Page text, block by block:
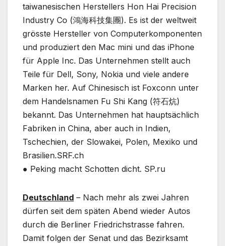
taiwanesischen Herstellers Hon Hai Precision
Industry Co (鴻海科技集團). Es ist der weltweit
grösste Hersteller von Computerkomponenten
und produziert den Mac mini und das iPhone
für Apple Inc. Das Unternehmen stellt auch
Teile für Dell, Sony, Nokia und viele andere
Marken her. Auf Chinesisch ist Foxconn unter
dem Handelsnamen Fu Shi Kang (符石炕)
bekannt. Das Unternehmen hat hauptsächlich
Fabriken in China, aber auch in Indien,
Tschechien, der Slowakei, Polen, Mexiko und
Brasilien.SRF.ch
● Peking macht Schotten dicht. SP.ru
Deutschland – Nach mehr als zwei Jahren
dürfen seit dem späten Abend wieder Autos
durch die Berliner Friedrichstrasse fahren.
Damit folgen der Senat und das Bezirksamt